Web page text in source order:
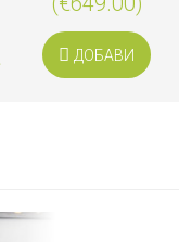
ДОБАВИ